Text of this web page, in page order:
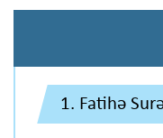
1. Fatihə